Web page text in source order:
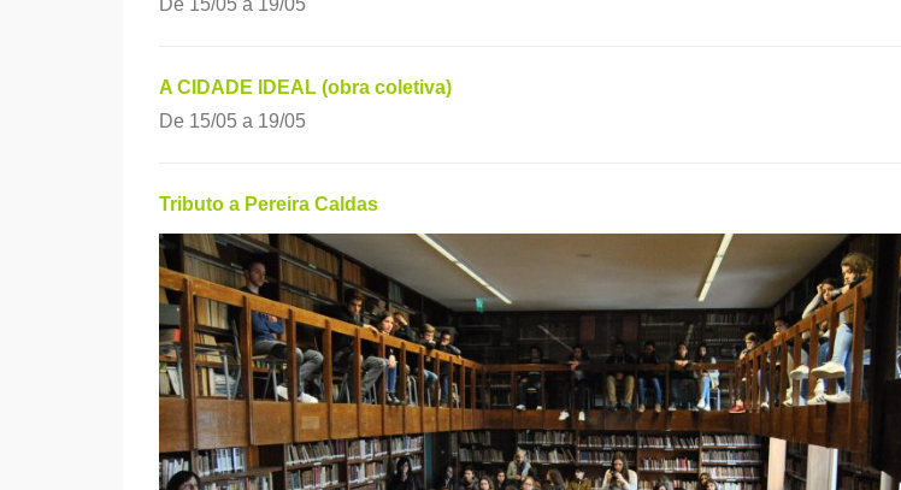
De 15/05 a 19/05
A CIDADE IDEAL (obra coletiva)
De 15/05 a 19/05
Tributo a Pereira Caldas